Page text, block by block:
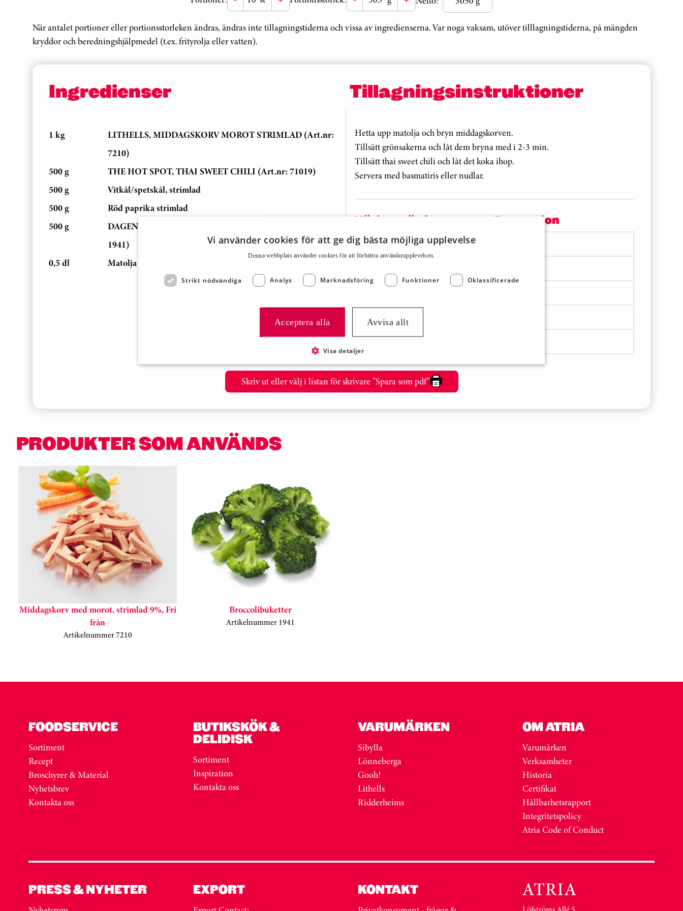
När antalet portioner eller portionsstorleken ändras, ändras inte tillagningstiderna och vissa av ingredienserna. Var noga vaksam, utöver tilllagningstiderna, på mängden
kryddor och beredningshjälpmedel (t.ex. frityrolja eller vatten).
Ingredienser Tillagningsinstruktioner
1 kg
LITHELLS, MIDDAGSKORV MOROT STRIMLAD (Art.nr:
7210)
500 g
THE HOT SPOT, THAI SWEET CHILI (Art.nr: 71019)
500 g
Vitkål/spetskål, strimlad
500 g
Röd paprika strimlad
500 g
DAGENS RÄTT GRÖNT, BROCCOLIBUKETTER (Art.nr:
1941)
0,5 dl
Matolja
Hetta upp matolja och bryn middagskorven.
Tillsätt grönsakerna och låt dem bryna med i 2-3 min.
Tillsätt thai sweet chili och låt det koka ihop.
Servera med basmatiris eller nudlar.
Näringsvärde Per portion
Energi (kJ)
Kolhydrater
Protein
Skriv ut eller välj i listan för skrivare ”Spara som pdf”
PRODUKTER SOM ANVÄNDS
Hoppa över kortkarusell
Middagskorv med morot, strimlad 9%, Fri
från
Artikelnummer 7210
Broccolibuketter
Artikelnummer 1941
FOODSERVICE
Sortiment
Recept
Broschyrer & Material
Nyhetsbrev
Kontakta oss
BUTIKSKÖK &
DELIDISK
Sortiment
Inspiration
Kontakta oss
VARUMÄRKEN
Sibylla
Lönneberga
Gooh!
Lithells
Ridderheims
OM ATRIA
Varumärken
Verksamheter
Historia
Certifikat
Hållbarhetsrapport
Integritetspolicy
Atria Code of Conduct
PRESS & NYHETER EXPORT KONTAKT
Vi använder cookies för att ge dig bästa möjliga upplevelse
Denna webbplats använder cookies för att för­bättra användar­upplevelsen.
Strikt nödvändiga Analys Marknadsföring Funktioner Oklassificerade
Acceptera alla Avvisa allt
Visa detaljer